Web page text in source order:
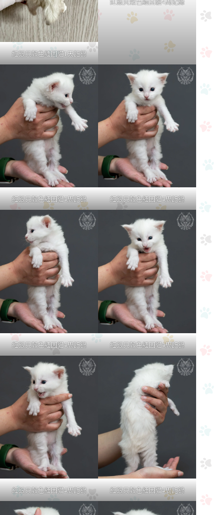
紅銀貝殼色緬因貓1天記錄
紅銀貝殼色緬因貓4周記錄
紅銀貝殼色緬因貓4周記錄 紅銀貝殼色緬因貓4周記錄
紅銀貝殼色緬因貓4周記錄 紅銀貝殼色緬因貓4周記錄
紅銀貝殼色緬因貓4周記錄 紅銀貝殼色緬因貓4周記錄